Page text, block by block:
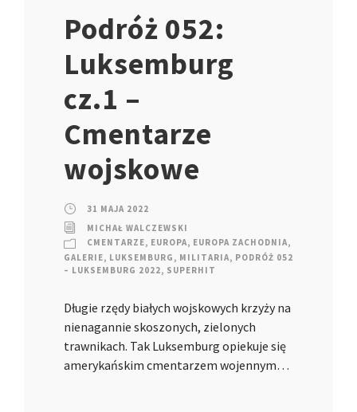
Podróż 052:
Luksemburg
cz.1 –
Cmentarze
wojskowe
31 MAJA 2022
MICHAŁ WALCZEWSKI
CMENTARZE, EUROPA, EUROPA ZACHODNIA,
GALERIE, LUKSEMBURG , MILITARIA, PODRÓŻ 052
– LUKSEMBURG 2022, SUPERHIT
Długie rzędy białych wojskowych krzyży na
nienagannie skoszonych, zielonych
trawnikach. Tak Luksemburg opiekuje się
amerykańskim cmentarzem wojennym…